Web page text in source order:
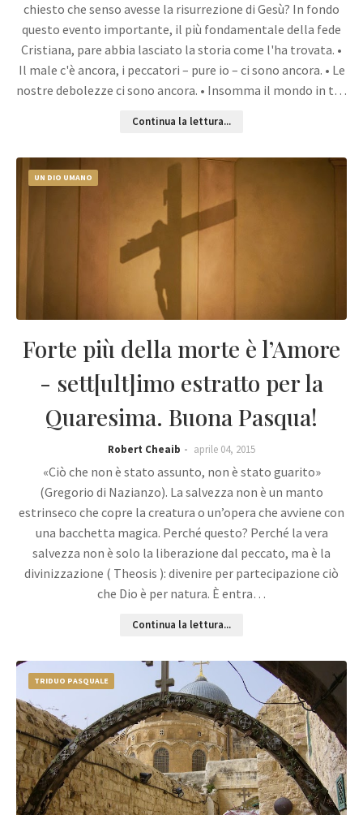
chiesto che senso avesse la risurrezione di Gesù? In fondo
questo evento importante, il più fondamentale della fede
Cristiana, pare abbia lasciato la storia come l'ha trovata. •
Il male c'è ancora, i peccatori – pure io – ci sono ancora. • Le
nostre debolezze ci sono ancora. • Insomma il mondo in t…
Continua la lettura...
UN DIO UMANO
Forte più della morte è l’Amore
- sett[ult]imo estratto per la
Quaresima. Buona Pasqua!
Robert Cheaib aprile 04, 2015
«Ciò che non è stato assunto, non è stato guarito»
(Gregorio di Nazianzo). La salvezza non è un manto
estrinseco che copre la creatura o un’opera che avviene con
una bacchetta magica. Perché questo? Perché la vera
salvezza non è solo la liberazione dal peccato, ma è la
divinizzazione ( Theosis ): divenire per partecipazione ciò
che Dio è per natura. È entra…
Continua la lettura...
TRIDUO PASQUALE